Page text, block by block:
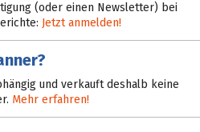
(oder einen Newsletter) bei
Jetzt anmelden!
und verkauft deshalb keine
Mehr erfahren!